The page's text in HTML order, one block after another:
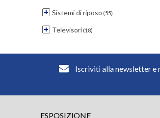
Sistemi di riposo (55)
Televisori (18)
Iscriviti alla newsletter e
ESPOSIZIONE